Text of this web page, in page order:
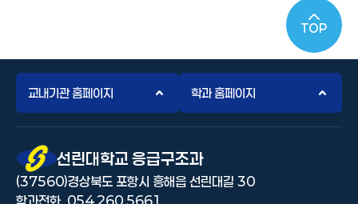
TOP
교내기관 홈페이지 학과 홈페이지
선린대 로고선린대학교 응급구조과
(37560)경상북도 포항시 흥해읍 선린대길 30
학과전화. 054.260.5661